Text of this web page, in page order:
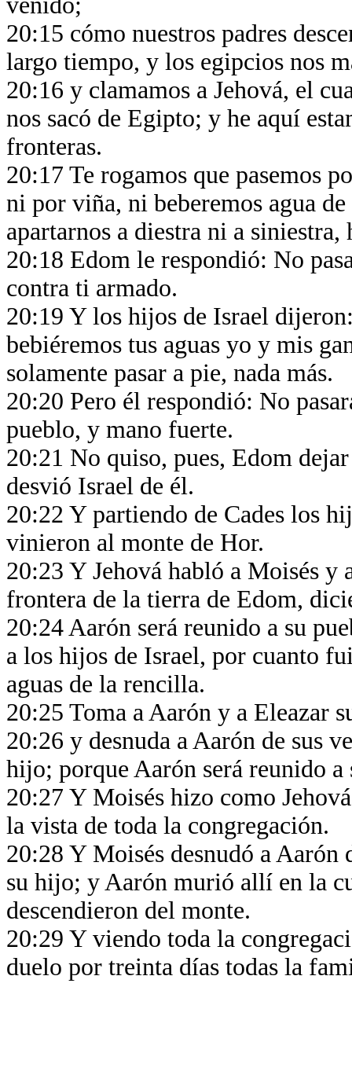
20:15 cómo nuestros padres
largo tiempo, y los egipcios nos
20:16 y clamamos a Jehová, el
nos sacó de Egipto; y he aquí
fronteras.
20:17 Te rogamos que pasemos
ni por viña, ni beberemos agua
apartarnos a diestra ni a
20:18 Edom le respondió: No
contra ti armado.
20:19 Y los hijos de Israel
bebiéremos tus aguas yo y mis
solamente pasar a pie, nada más.
20:20 Pero él respondió: No
pueblo, y mano fuerte.
20:21 No quiso, pues, Edom
desvió Israel de él.
20:22 Y partiendo de Cades los
vinieron al monte de Hor.
20:23 Y Jehová habló a Moisés y
frontera de la tierra de Edom,
20:24 Aarón será reunido a su
a los hijos de Israel, por cuanto
aguas de la rencilla.
20:25 Toma a Aarón y a Eleazar
20:26 y desnuda a Aarón de sus
hijo; porque Aarón será reunido
20:27 Y Moisés hizo como
la vista de toda la congregación.
20:28 Y Moisés desnudó a Aarón
su hijo; y Aarón murió allí en la
descendieron del monte.
20:29 Y viendo toda la
duelo por treinta días todas la